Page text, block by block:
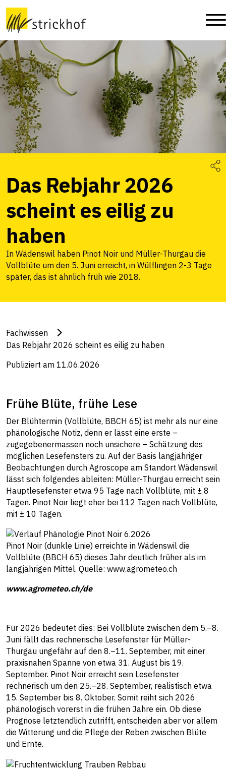
Das Rebjahr 2026
scheint es eilig zu
haben
In Wädenswil haben Pinot Noir und Müller-Thurgau die
Vollblüte um den 5. Juni erreicht, in Wülflingen 2-3 Tage
später, das ist ähnlich früh wie 2018.
Fachwissen
Das Rebjahr 2026 scheint es eilig zu haben
Publiziert am 11.06.2026
Frühe Blüte, frühe Lese
Der Blühtermin (Vollblüte, BBCH 65) ist mehr als nur eine
phänologische Notiz, denn er lässt eine erste –
zugegebenermassen noch unsichere – Schätzung des
möglichen Lesefensters zu. Auf der Basis langjähriger
Beobachtungen durch Agroscope am Standort Wädenswil
lässt sich folgendes ableiten: Müller-Thurgau erreicht sein
Hauptlesefenster etwa 95 Tage nach Vollblüte, mit ± 8
Tagen. Pinot Noir liegt eher bei 112 Tagen nach Vollblüte,
mit ± 10 Tagen.
Pinot Noir (dunkle Linie) erreichte in Wädenswil die
Vollblüte (BBCH 65) dieses Jahr deutlich früher als im
langjährigen Mittel. Quelle: www.agrometeo.ch
www.agrometeo.ch/de
Für 2026 bedeutet dies: Bei Vollblüte zwischen dem 5.–8.
Juni fällt das rechnerische Lesefenster für Müller-
Thurgau ungefähr auf den 8.–11. September, mit einer
praxisnahen Spanne von etwa 31. August bis 19.
September. Pinot Noir erreicht sein Lesefenster
rechnerisch um den 25.–28. September, realistisch etwa
15. September bis 8. Oktober. Somit reiht sich 2026
phänologisch vorerst in die frühen Jahre ein. Ob diese
Prognose letztendlich zutrifft, entscheiden aber vor allem
die Witterung und die Pflege der Reben zwischen Blüte
und Ernte.